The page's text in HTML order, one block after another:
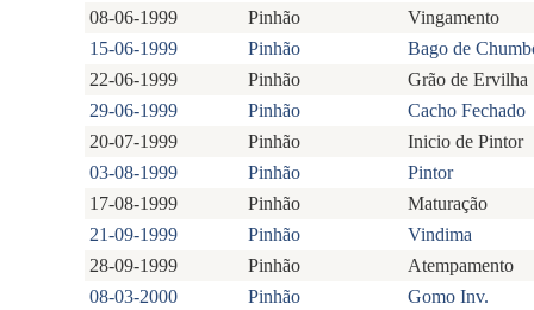
08-06-1999
Pinhão
Vingamento
15-06-1999
Pinhão
Bago de
22-06-1999
Pinhão
Grão de Ervilha
29-06-1999
Pinhão
Cacho Fechado
20-07-1999
Pinhão
Inicio de Pintor
03-08-1999
Pinhão
Pintor
17-08-1999
Pinhão
Maturação
21-09-1999
Pinhão
Vindima
28-09-1999
Pinhão
Atempamento
08-03-2000
Pinhão
Gomo Inv.